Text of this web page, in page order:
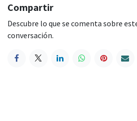
Compartir
Descubre lo que se comenta sobre
conversación.